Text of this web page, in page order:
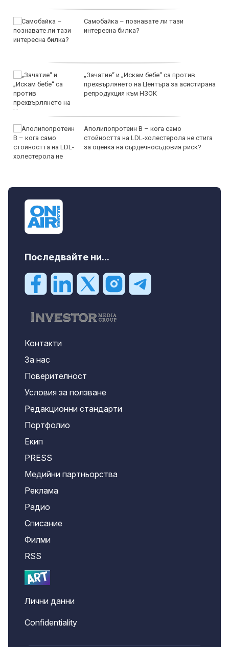
Самобайка – познавате ли тази
интересна билка?
„Зачатие“ и „Искам бебе“ са против
прехвърлянето на Центъра за асистирана
репродукция към НЗОК
Аполипопротеин B – кога само
стойността на LDL-холестерола не стига
за оценка на сърдечносъдовия риск?
Последвайте ни...
Контакти
За нас
Поверителност
Условия за ползване
Редакционни стандарти
Портфолио
Екип
PRESS
Медийни партньорства
Реклама
Радио
Списание
Филми
RSS
Лични данни
Confidentiality